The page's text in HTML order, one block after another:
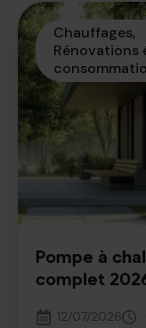
Chauffages
Rénovations
Pompe à
complet
12/07/2026